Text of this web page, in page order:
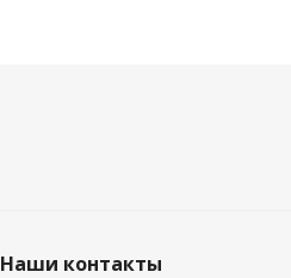
Наши контакты